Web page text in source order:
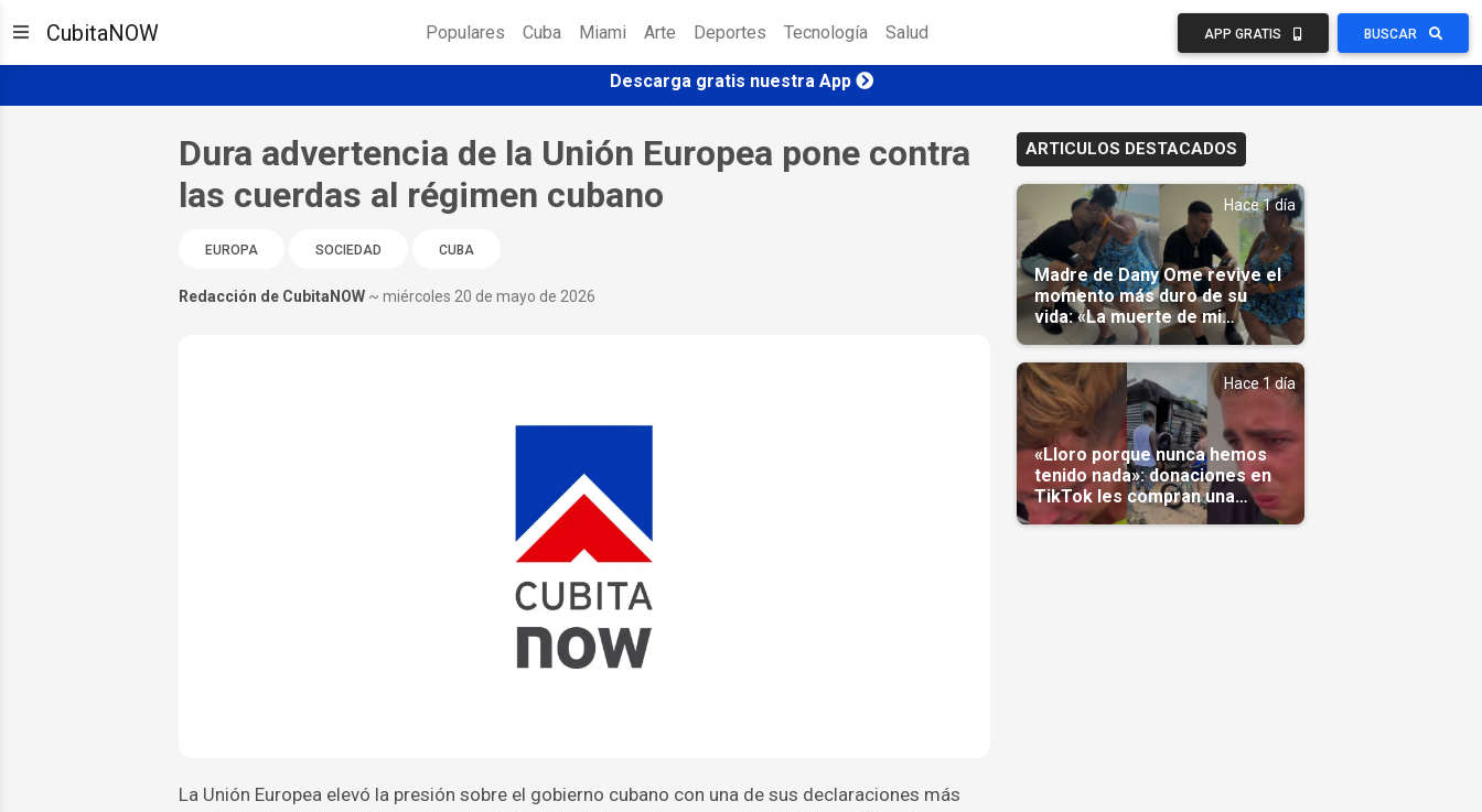
CubitaNOW Populares Cuba Miami Arte Deportes Tecnología Salud APP GRATIS BUSCAR
Descarga gratis nuestra App
Dura advertencia de la Unión Europea pone contra
las cuerdas al régimen cubano
EUROPA SOCIEDAD CUBA
Redacción de CubitaNOW ~ miércoles 20 de mayo de 2026
La Unión Europea elevó la presión sobre el gobierno cubano con una de sus declaraciones más
ARTICULOS DESTACADOS
Hace 1 día
Madre de Dany Ome revive el
momento más duro de su
vida: «La muerte de mi
nieto»(Video)
Hace 1 día
«Lloro porque nunca hemos
tenido nada»: donaciones en
TikTok les compran una
casa(Video)